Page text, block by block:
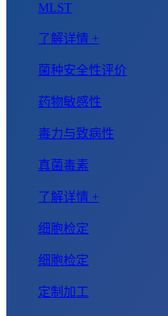
MLST
了解详情 +
菌种安全性评价
药物敏感性
毒力与致病性
真菌毒素
了解详情 +
细胞检定
细胞检定
定制加工